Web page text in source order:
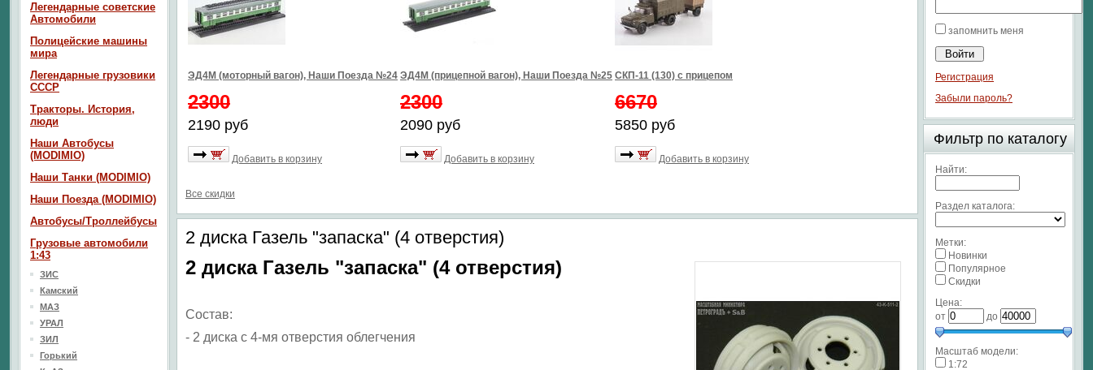
ЭД4М (моторный вагон), Наши Поезда №24
2300
2190 руб
Добавить в корзину
ЭД4М (прицепной вагон), Наши Поезда №25
2300
2090 руб
Добавить в корзину
СКП-11 (130) с прицепом
6670
5850 руб
Добавить в корзину
Все скидки
2 диска Газель "запаска" (4 отверстия)
2 диска Газель "запаска" (4 отверстия)
Состав:
- 2 диска с 4-мя отверстия облегчения
Легендарные советские
Автомобили
Полицейские машины
мира
Легендарные грузовики
СССР
Тракторы. История,
люди
Наши Автобусы
(MODIMIO)
Наши Танки (MODIMIO)
Наши Поезда (MODIMIO)
Автобусы/Троллейбусы
Грузовые автомобили
1:43
ЗИС
Камский
МАЗ
УРАЛ
ЗИЛ
Горький
запомнить меня
Регистрация
Забыли пароль?
Фильтр по каталогу
Найти:
Раздел каталога:
Метки:
Новинки
Популярное
Скидки
Цена:
от
до
Масштаб модели:
1:72